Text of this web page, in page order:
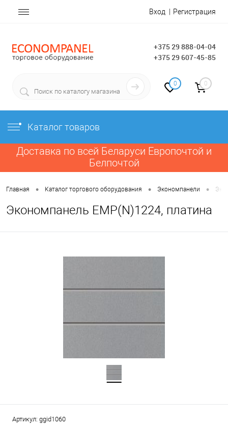
Вход Регистрация
+375 29 888-04-04
+375 29 607-45-85
0 0
Каталог товаров
Доставка по всей Беларуси Европочтой и
Белпочтой
Главная • Каталог торгового оборудования • Экономпанели •
Экономпанель EMP(N)1224, платина
Артикул: ggid1060